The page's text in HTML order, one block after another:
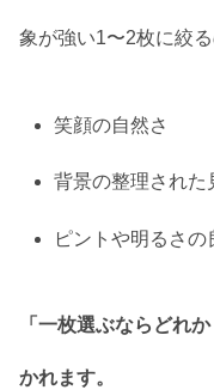
象が強い1〜2枚に絞る
笑顔の自然さ
背景の整理された
ピントや明るさの
「一枚選ぶならどれ
かれます。